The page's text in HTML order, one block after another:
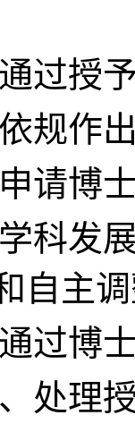
过授
规作
请博
科发
自主
过博
处理